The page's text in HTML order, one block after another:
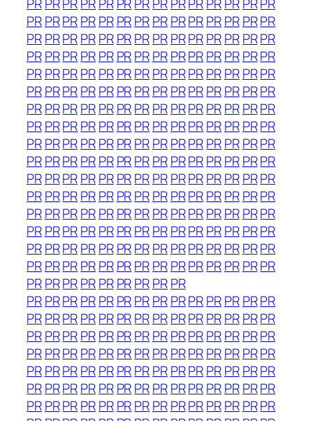
PRPRPRPRPR PRPRPRPRPRPRPR PRPR
PRPRPRPRPR PRPRPRPRPRPRPR PRPR
PRPRPRPRPR PRPRPRPRPRPRPR PRPR
PRPRPRPRPR PRPRPRPRPRPRPR PRPR
PRPRPRPRPR PRPRPRPRPRPRPR PRPR
PRPRPRPRPR PRPRPRPRPRPRPR PRPR
PRPRPRPRPR PRPRPRPRPRPRPR PRPR
PRPRPRPRPR PRPRPRPRPRPRPR PRPR
PRPRPRPRPR PRPRPRPRPRPRPR PRPR
PRPRPRPRPR PRPRPRPRPRPRPR PRPR
PRPRPRPRPR PRPRPRPRPRPRPR PRPR
PRPRPRPRPR PRPRPRPRPRPRPR PRPR
PRPRPRPRPR PRPRPRPRPRPRPR PRPR
PRPRPRPRPR PRPRPRPRPRPRPR PRPR
PRPRPRPRPR PRPRPRPRPRPRPR PRPR
PRPRPRPRPR PRPRPRPR
PRPRPRPRPR PRPRPRPRPRPRPR PRPR
PRPRPRPRPR PRPRPRPRPRPRPR PRPR
PRPRPRPRPR PRPRPRPRPRPRPR PRPR
PRPRPRPRPR PRPRPRPRPRPRPR PRPR
PRPRPRPRPR PRPRPRPRPRPRPR PRPR
PRPRPRPRPR PRPRPRPRPRPRPR PRPR
PRPRPRPRPR PRPRPRPRPRPRPR PRPR